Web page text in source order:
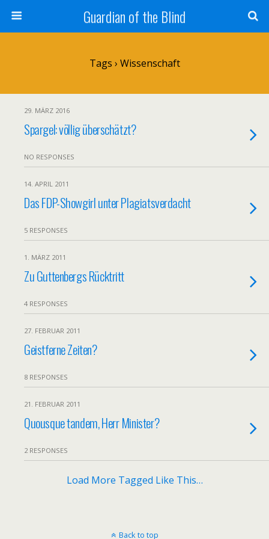
Guardian of the Blind
Tags › Wissenschaft
29. MÄRZ 2016
Spargel: völlig überschätzt?
NO RESPONSES
14. APRIL 2011
Das FDP-Showgirl unter Plagiatsverdacht
5 RESPONSES
1. MÄRZ 2011
Zu Guttenbergs Rücktritt
4 RESPONSES
27. FEBRUAR 2011
Geistferne Zeiten?
8 RESPONSES
21. FEBRUAR 2011
Quousque tandem, Herr Minister?
2 RESPONSES
Load More Tagged Like This…
Back to top